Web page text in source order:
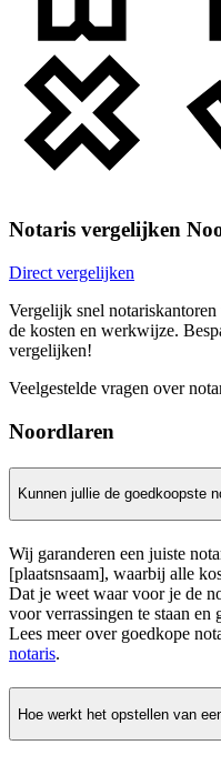
Notaris vergelijken
Direct vergelijken
Vergelijk snel
de kosten en werkwijze.
vergelijken!
Veelgestelde vragen over
Noordlaren
Kunnen jullie de goedkoopste
Wij garanderen een juiste
[plaatsnsaam], waarbij alle
Dat je weet waar voor je de
voor verrassingen te staan
Lees meer over goedkope
notaris.
Hoe werkt het opstellen van